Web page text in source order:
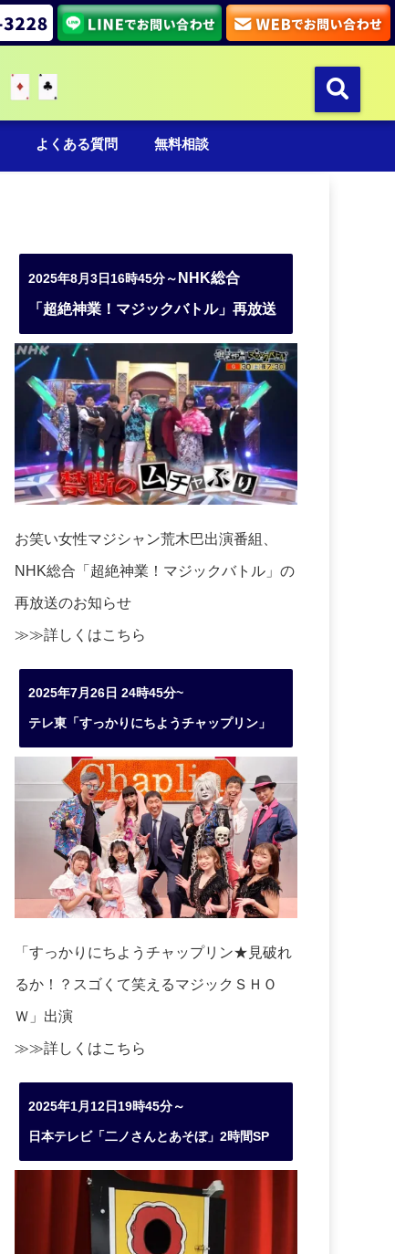
よくある質問 無料相談
2025年8月3日16時45分～ NHK総合
「超絶神業！マジックバトル」再放送
お笑い女性マジシャン荒木巴出演番組、
NHK総合「超絶神業！マジックバトル」の
再放送のお知らせ
≫≫詳しくはこちら
2025年7月26日 24時45分~
テレ東「すっかりにちようチャップリン」
「すっかりにちようチャップリン★見破れ
るか！？スゴくて笑えるマジックＳＨＯ
Ｗ」出演
≫≫詳しくはこちら
2025年1月12日19時45分～
日本テレビ「二ノさんとあそぼ」2時間SP